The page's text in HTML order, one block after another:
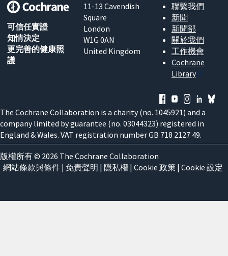
可信任實證
知情決定
更完善的健康照
護
11-13 Cavendish
Square
London
W1G 0AN
United Kingdom
聯繫我們
新聞
新聞部
關於我們
工作機會
Cochrane
Library
The Cochrane Collaboration is a charity (no. 1045921) and a
company limited by guarantee (no. 03044323) registered in
England & Wales. VAT registration number GB 718 2127 49.
版權所有 © 2026 The Cochrane Collaboration
網站條款與條件 | 免責聲明 | 隱私權 | Cookie 政策 | Cookie 設定